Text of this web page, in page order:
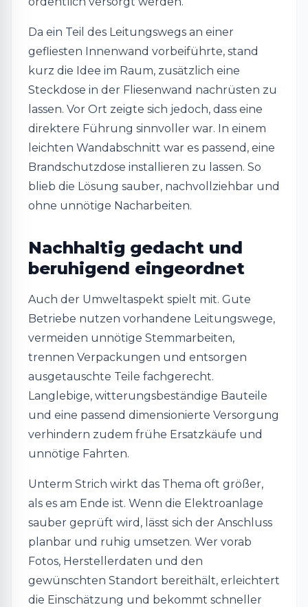
Da ein Teil des Leitungswegs an einer
gefliesten Innenwand vorbeiführte, stand
kurz die Idee im Raum, zusätzlich eine
Steckdose in der Fliesenwand nachrüsten zu
lassen. Vor Ort zeigte sich jedoch, dass eine
direktere Führung sinnvoller war. In einem
leichten Wandabschnitt war es passend, eine
Brandschutzdose installieren zu lassen. So
blieb die Lösung sauber, nachvollziehbar und
ohne unnötige Nacharbeiten.
Nachhaltig gedacht und
beruhigend eingeordnet
Auch der Umweltaspekt spielt mit. Gute
Betriebe nutzen vorhandene Leitungswege,
vermeiden unnötige Stemmarbeiten,
trennen Verpackungen und entsorgen
ausgetauschte Teile fachgerecht.
Langlebige, witterungsbeständige Bauteile
und eine passend dimensionierte Versorgung
verhindern zudem frühe Ersatzkäufe und
unnötige Fahrten.
Unterm Strich wirkt das Thema oft größer,
als es am Ende ist. Wenn die Elektroanlage
sauber geprüft wird, lässt sich der Anschluss
planbar und ruhig umsetzen. Wer vorab
Fotos, Herstellerdaten und den
gewünschten Standort bereithält, erleichtert
die Einschätzung und bekommt schneller